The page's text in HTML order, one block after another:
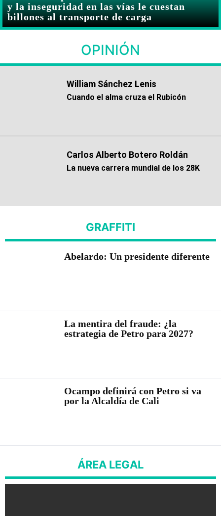
y la inseguridad en las vías le cuestan
billones al transporte de carga
OPINIÓN
William Sánchez Lenis
Cuando el alma cruza el Rubicón
Carlos Alberto Botero Roldán
La nueva carrera mundial de los 28K
GRAFFITI
Abelardo: Un presidente diferente
La mentira del fraude: ¿la
estrategia de Petro para 2027?
Ocampo definirá con Petro si va
por la Alcaldía de Cali
ÁREA LEGAL